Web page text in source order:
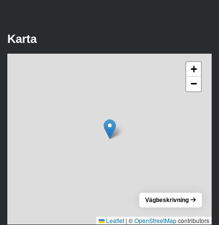
Karta
+
−
Leaflet | ©OpenStreetMapcontributors
Vägbeskrivning